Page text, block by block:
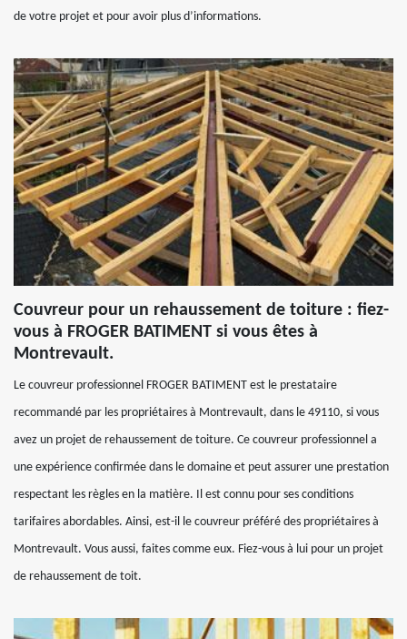
de votre projet et pour avoir plus d’informations.
Couvreur pour un rehaussement de toiture : fiez-
vous à FROGER BATIMENT si vous êtes à
Montrevault.
Le couvreur professionnel FROGER BATIMENT est le prestataire
recommandé par les propriétaires à Montrevault, dans le 49110, si vous
avez un projet de rehaussement de toiture. Ce couvreur professionnel a
une expérience confirmée dans le domaine et peut assurer une prestation
respectant les règles en la matière. Il est connu pour ses conditions
tarifaires abordables. Ainsi, est-il le couvreur préféré des propriétaires à
Montrevault. Vous aussi, faites comme eux. Fiez-vous à lui pour un projet
de rehaussement de toit.